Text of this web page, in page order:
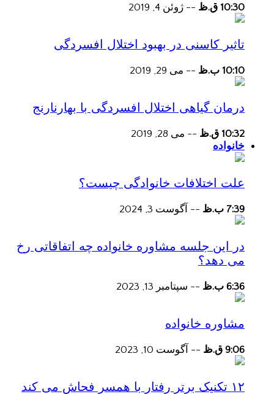
10:30 ق.ظ -- ژوئن 4, 2019
تاثیر کاسنی در بهبود اختلال افسردگی
10:10 ب.ظ -- می 29, 2019
درمان گیاهی اختلال افسردگی با بهارنارنج
10:32 ق.ظ -- می 28, 2019
خانواده
علت اختلافات خانوادگی چیست؟
7:39 ب.ظ -- آگوست 3, 2024
در این جلسه مشاوره خانواده چه اتفاقاتی رخ
می دهد؟
6:36 ب.ظ -- سپتامبر 13, 2023
مشاوره خانواده
9:06 ق.ظ -- آگوست 10, 2023
۱۲ تکنیک برتر رفتار با همسر فحاش می کند